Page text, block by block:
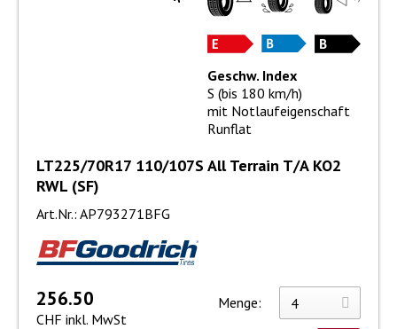
LT225/70R17 110/107S All Terrain T/A KO2
RWL (SF)
Art.Nr.: AP793271BFG
Geschw. Index
S (bis 180 km/h)
mit Notlaufeigenschaft
Runflat
256.50
CHF inkl. MwSt
Menge: